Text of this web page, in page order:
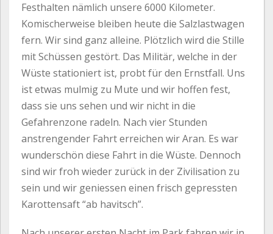
Festhalten nämlich unsere 6000 Kilometer.
Komischerweise bleiben heute die Salzlastwagen
fern. Wir sind ganz alleine. Plötzlich wird die Stille
mit Schüssen gestört. Das Militär, welche in der
Wüste stationiert ist, probt für den Ernstfall. Uns
ist etwas mulmig zu Mute und wir hoffen fest,
dass sie uns sehen und wir nicht in die
Gefahrenzone radeln. Nach vier Stunden
anstrengender Fahrt erreichen wir Aran. Es war
wunderschön diese Fahrt in die Wüste. Dennoch
sind wir froh wieder zurück in der Zivilisation zu
sein und wir geniessen einen frisch gepressten
Karottensaft “ab havitsch”.